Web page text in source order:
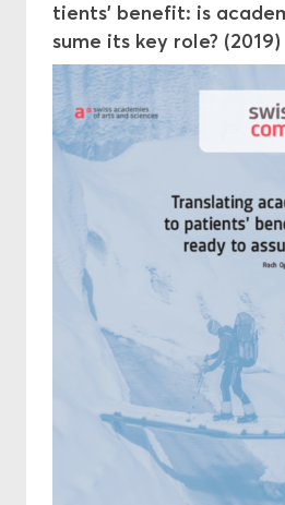
tients' be­ne­fit: is
sume its key role? (2019)